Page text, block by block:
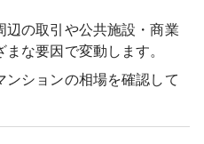
辺の取引や公共施設・商業
な要因で変動します。
ンションの相場を確認して